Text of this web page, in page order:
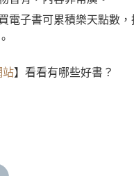
電子書可累積樂天點數
站】看看有哪些好書？